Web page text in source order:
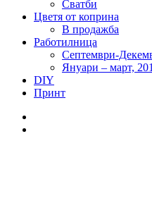
Сватби
Цветя от коприна
В продажба
Работилница
Септември-
Януари – март,
DIY
Принт